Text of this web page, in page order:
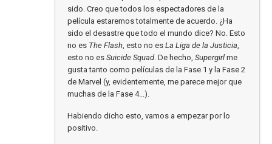
sido. Creo que todos los espectadores de la
película estaremos totalmente de acuerdo. ¿Ha
sido el desastre que todo el mundo dice? No. Esto
no es The Flash, esto no es La Liga de la Justicia,
esto no es Suicide Squad. De hecho, Supergirl me
gusta tanto como películas de la Fase 1 y la Fase 2
de Marvel (y, evidentemente, me parece mejor que
muchas de la Fase 4...).
Habiendo dicho esto, vamos a empezar por lo
positivo.